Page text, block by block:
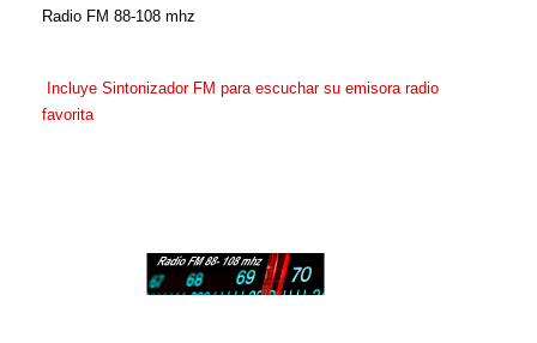
Radio FM 88-108 mhz
Incluye Sintonizador FM para escuchar su emisora radio
favorita